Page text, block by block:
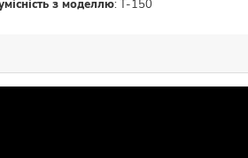
з моделлю:Т-150